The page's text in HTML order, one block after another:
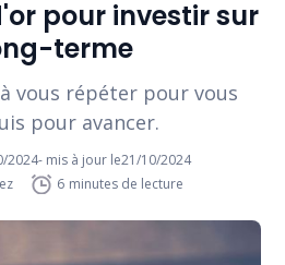
pour investir sur
terme
vous répéter pour vous
pour avancer.
2024- mis à jour le21/10/2024
6 minutes de lecture